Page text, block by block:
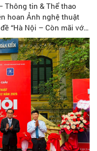
Thông tin & Thể thao
hoan Ảnh nghệ thuật
“Hà Nội – Còn mãi với
kiện do Hội Nghệ sĩ
Hội Liên hiệp Văn học
Nghệ thuật Hà Nội tổ